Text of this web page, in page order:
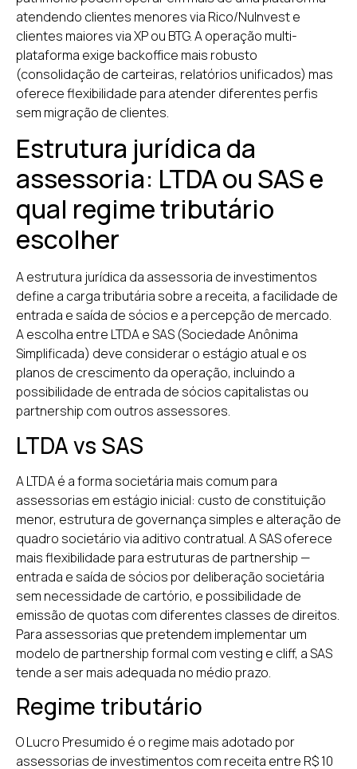
atendendo clientes menores via Rico/NuInvest e
clientes maiores via XP ou BTG. A operação multi-
plataforma exige backoffice mais robusto
(consolidação de carteiras, relatórios unificados) mas
oferece flexibilidade para atender diferentes perfis
sem migração de clientes.
Estrutura jurídica da
assessoria: LTDA ou SAS e
qual regime tributário
escolher
A estrutura jurídica da assessoria de investimentos
define a carga tributária sobre a receita, a facilidade de
entrada e saída de sócios e a percepção de mercado.
A escolha entre LTDA e SAS (Sociedade Anônima
Simplificada) deve considerar o estágio atual e os
planos de crescimento da operação, incluindo a
possibilidade de entrada de sócios capitalistas ou
partnership com outros assessores.
LTDA vs SAS
A LTDA é a forma societária mais comum para
assessorias em estágio inicial: custo de constituição
menor, estrutura de governança simples e alteração de
quadro societário via aditivo contratual. A SAS oferece
mais flexibilidade para estruturas de partnership —
entrada e saída de sócios por deliberação societária
sem necessidade de cartório, e possibilidade de
emissão de quotas com diferentes classes de direitos.
Para assessorias que pretendem implementar um
modelo de partnership formal com vesting e cliff, a SAS
tende a ser mais adequada no médio prazo.
Regime tributário
O Lucro Presumido é o regime mais adotado por
assessorias de investimentos com receita entre R$ 10